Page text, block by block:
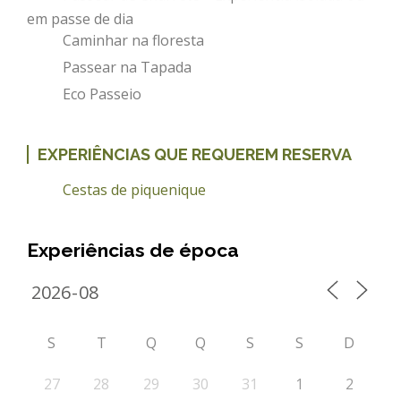
REACT
em passe de dia
Caminhar na floresta
Passear na Tapada
Eco Passeio
EXPERIÊNCIAS QUE REQUEREM RESERVA
Cestas de piquenique
Experiências de época
S T Q Q S S D
27 28 29 30 31 1 2